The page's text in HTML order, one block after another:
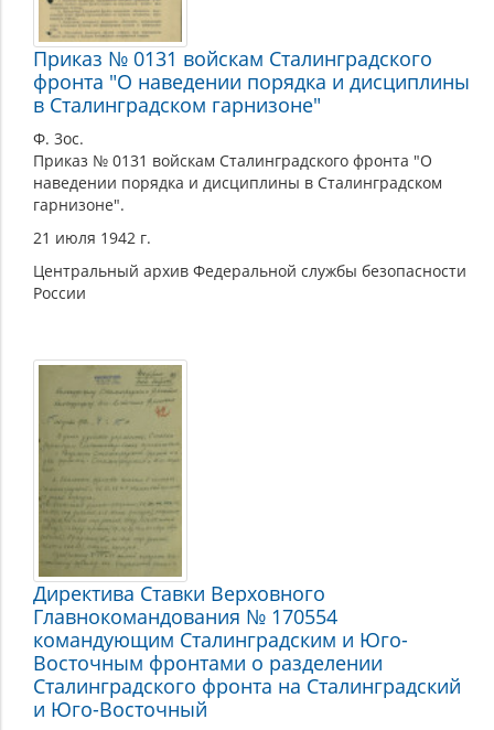
Приказ № 0131 войскам Сталинградского
фронта "О наведении порядка и дисциплины
в Сталинградском гарнизоне"
Ф. 3ос.
Приказ № 0131 войскам Сталинградского фронта "О
наведении порядка и дисциплины в Сталинградском
гарнизоне".
21 июля 1942 г.
Центральный архив Федеральной службы безопасности
России
Директива Ставки Верховного
Главнокомандования № 170554
командующим Сталинградским и Юго-
Восточным фронтами о разделении
Сталинградского фронта на Сталинградский
и Юго-Восточный